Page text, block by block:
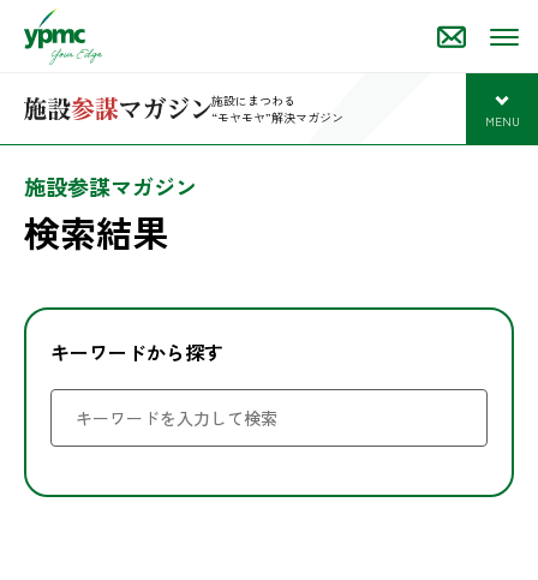
施設にまつわる
“モヤモヤ”解決マガジン
MENU
施設参謀マガジン
検索結果
キーワードから探す